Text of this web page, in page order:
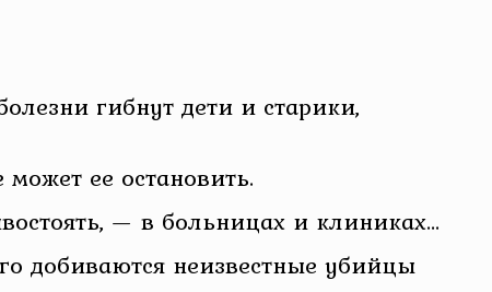
гибнут дети и старики,
ее остановить.
— в больницах и клиниках…
добиваются неизвестные убийцы